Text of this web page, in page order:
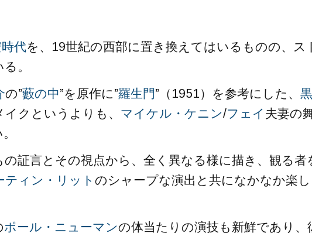
代を、19世紀の西部に置き換えてはいるものの、ス
。
の”藪の中”を原作に”羅生門”（1951）を参考にした、 黒
クというよりも、 マイケル・ケニン/フェイ 夫妻の
証言とその視点から、全く異なる様に描き、観る者
ティン・リット のシャープな演出と共になかなか楽し
ポール・ニューマンの体当たりの演技も新鮮であり、